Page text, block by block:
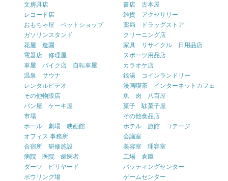
文房具店
書店 古本屋
レコード店
雑貨 アクセサリー
おもちゃ屋 ペットショップ
薬局 ドラッグストア
ガソリンスタンド
クリーニング店
花屋 造園
家具 リサイクル 日用品店
電器店 修理屋
スポーツ用品店
車屋 バイク店 自転車屋
カラオケ店
温泉 サウナ
銭湯 コインランドリー
レンタルビデオ
漫画喫茶 インターネットカフェ
その他物販店
魚 肉 八百屋
パン屋 ケーキ屋
菓子 駄菓子屋
市場
その他食品店
ホール 劇場 映画館
ホテル 旅館 コテージ
オフィス 事務所
会議室
合宿所 研修施設
美容室 理容室
病院 医院 歯医者
工場 倉庫
ダーツ ビリヤード
バッティングセンター
ボウリング場
ゲームセンター